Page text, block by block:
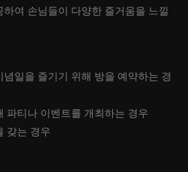
여 손님들이 다양한 즐거움을 느낄
일을 즐기기 위해 방을 예약하는 경
파티나 이벤트를 개최하는 경우
갖는 경우